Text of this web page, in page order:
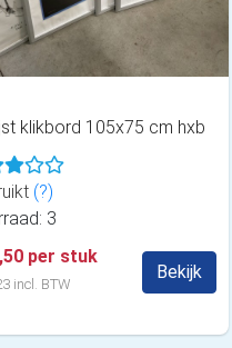
klikbord 105x75 cm hxb
(?)
3
per stuk
incl. BTW
Bekijk